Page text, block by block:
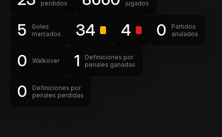
perdidos
jugados
5
Goles
marcados
34 4 0
Partidos
anulados
0 Walkover 1
Definiciones por
penales ganadas
0
Definiciones por
penales perdidas